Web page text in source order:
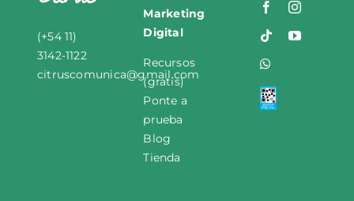
(+54 11)
3142-1122
citruscomunica@gmail.com
Marketing
Digital
Recursos
(gratis)
Ponte a
prueba
Blog
Tienda